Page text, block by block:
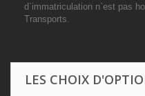
d`immatriculation n`est pas
Transports.
LES CHOIX